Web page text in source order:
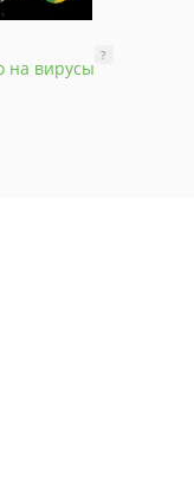
на вирусы
?